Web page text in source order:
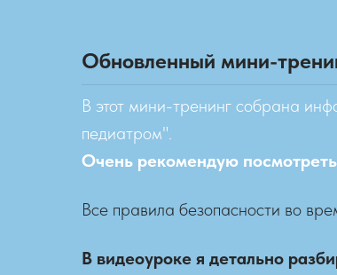
Обновленный мини-
В этот мини-тренинг собрана
педиатром".
Очень рекомендую
Все правила безопасности во
В видеоуроке я детально